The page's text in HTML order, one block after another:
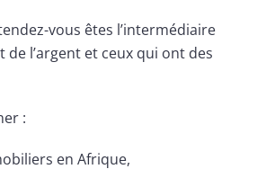
vous êtes l’intermédiaire
de l’argent et ceux qui ont des
:
en Afrique,